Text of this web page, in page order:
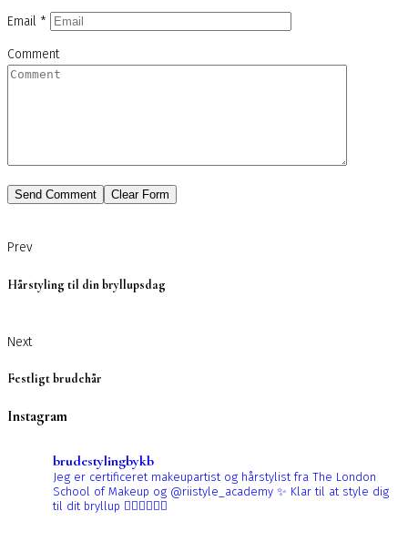
Email *
Comment
Prev
Hårstyling til din bryllupsdag
Next
Festligt brudehår
Instagram
brudestylingbykb
Jeg er certificeret makeupartist og hårstylist fra The London
School of Makeup og @riistyle_academy ✨ Klar til at style dig
til dit bryllup 👰🏼‍♀️👰🏻‍♀️